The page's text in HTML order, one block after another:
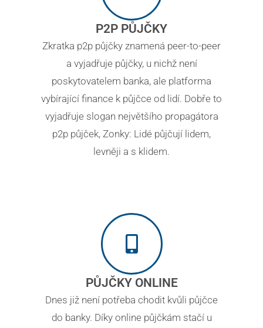
P2P PŮJČKY
Zkratka p2p půjčky znamená peer-to-peer
a vyjadřuje půjčky, u nichž není
poskytovatelem banka, ale platforma
vybírající finance k půjčce od lidí. Dobře to
vyjadřuje slogan největšího propagátora
p2p půjček, Zonky: Lidé půjčují lidem,
levněji a s klidem.
PŮJČKY ONLINE
Dnes již není potřeba chodit kvůli půjčce
do banky. Díky online půjčkám stačí u